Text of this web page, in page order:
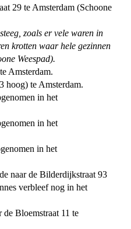
29 te Amsterdam (Schoone
zoals er vele waren in
krotten waar hele gezinnen
Weespad).
Amsterdam.
hoog) te Amsterdam.
in het
in het
in het
naar de Bilderdijkstraat 93
verbleef nog in het
de Bloemstraat 11 te